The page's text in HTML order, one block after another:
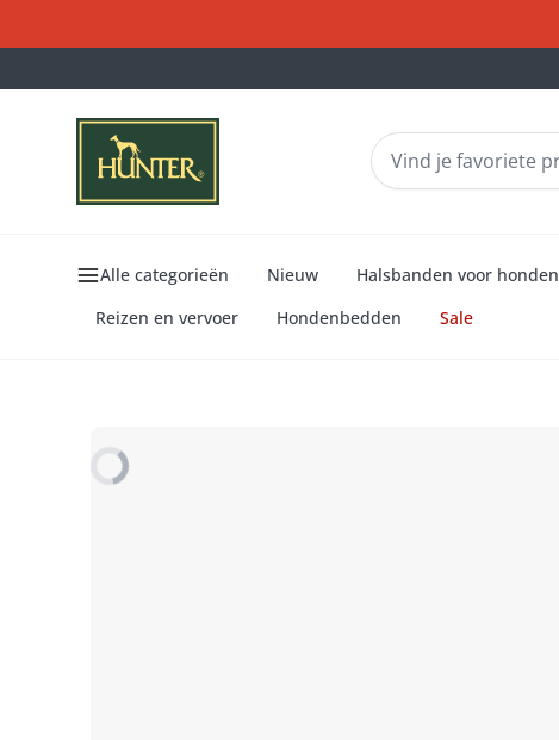
Alle categorieën Nieuw Halsbanden voor honden
Reizen en vervoer
Hondenbedden Sale